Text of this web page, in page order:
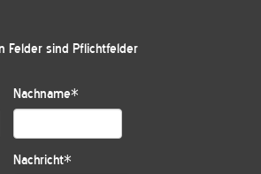
Felder sind Pflichtfelder
Nachname*
Nachricht*